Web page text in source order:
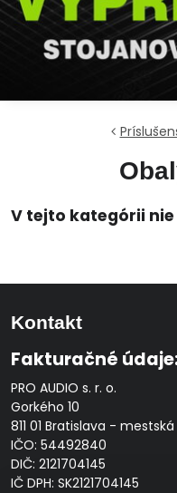
Kontakt
Fakturačné
PRO AUDIO s. r. o.
Gorkého 10
811 01 Bratislava -
IČO: 54492840
DIČ: 2121704145
IČ DPH: SK2121704145